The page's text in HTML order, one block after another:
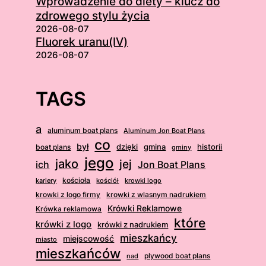
zdrowego stylu życia
2026-08-07
Fluorek uranu(IV)
2026-08-07
TAGS
a aluminum boat plans Aluminum Jon Boat Plans
boat plans był co dzięki gmina gminy historii
ich jako jego jej Jon Boat Plans
kariery kościoła kościół krowki logo
krowki z logo firmy
krowki z wlasnym nadrukiem
Krówka reklamowa
Krówki Reklamowe
krówki z logo krówki z nadrukiem które
miasto miejscowość mieszkańcy
mieszkańców nad plywood boat plans